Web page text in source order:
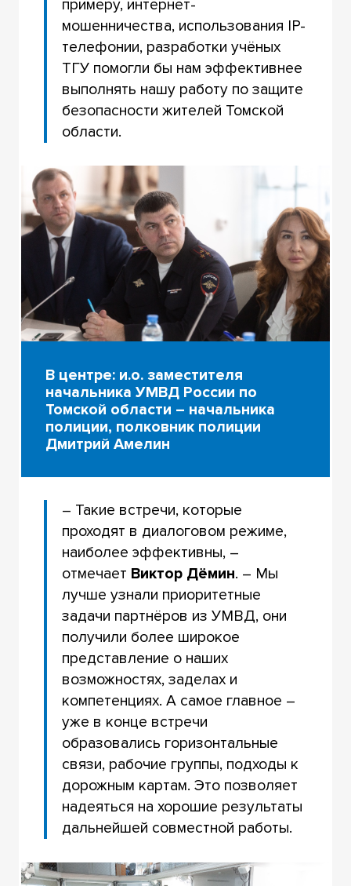
примеру, интернет-
мошенничества, использования IP-
телефонии, разработки учёных
ТГУ помогли бы нам эффективнее
выполнять нашу работу по защите
безопасности жителей Томской
области.
В центре: и.о. заместителя
начальника УМВД России по
Томской области – начальника
полиции, полковник полиции
Дмитрий Амелин
– Такие встречи, которые
проходят в диалоговом режиме,
наиболее эффективны, –
отмечает Виктор Дёмин. – Мы
лучше узнали приоритетные
задачи партнёров из УМВД, они
получили более широкое
представление о наших
возможностях, заделах и
компетенциях. А самое главное –
уже в конце встречи
образовались горизонтальные
связи, рабочие группы, подходы к
дорожным картам. Это позволяет
надеяться на хорошие результаты
дальнейшей совместной работы.